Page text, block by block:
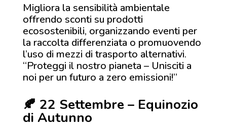
Migliora la sensibilità ambientale
offrendo sconti su prodotti
ecosostenibili, organizzando eventi per
la raccolta differenziata o promuovendo
l’uso di mezzi di trasporto alternativi.
“Proteggi il nostro pianeta – Unisciti a
noi per un futuro a zero emissioni!”
🍂 22 Settembre – Equinozio
di Autunno